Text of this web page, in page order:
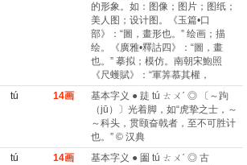
的形象。如：图像；图片；图纸；
美人图；设计图。《玉篇•口
部》：“圖，畫形也。” 绘画；描
绘。《廣雅•釋詁四》：“圖，畫
也。” 摹拟；模仿。南朝宋鮑照
《尺蠖賦》：“軍筭慕其權，
tú 14画
基本字义 ● 跿 tú ㄊㄨˊ ◎ 〔～跔
（jū）〕光着脚，如“虎挚之士，～
～科头，贯颐奋戟者，至不可胜计
也。” © 汉典
tú 14画
基本字义 ● 圗 tú ㄊㄨˊ ◎ 古